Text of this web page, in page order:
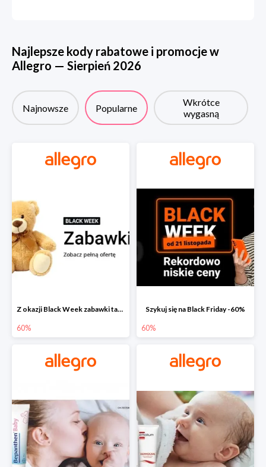
Najlepsze kody rabatowe i promocje w
Allegro — Sierpień 2026
Najnowsze Popularne
Wkrótce
wygasną
Z okazji Black Week zabawki taniej na allegro.pl
60%
Szykuj się na Black Friday -60%
60%